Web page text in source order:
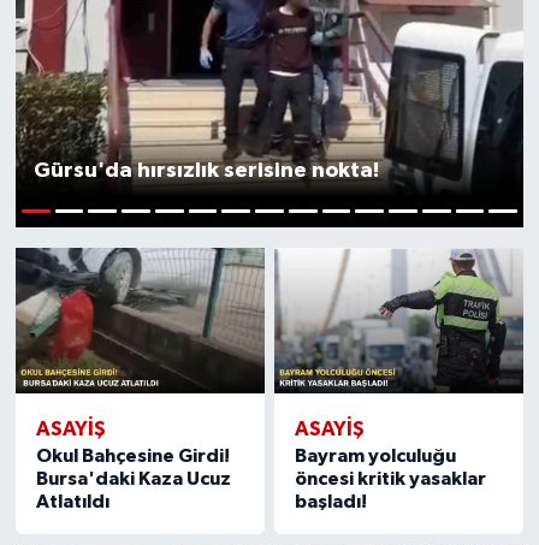
Gürsu'da hırsızlık serisine nokta!
ASAYİŞ
Okul Bahçesine Girdi!
Bursa'daki Kaza Ucuz
Atlatıldı
ASAYİŞ
Bayram yolculuğu
öncesi kritik yasaklar
başladı!
Genel
Gündem
Magazin
Sağlık
Siyaset
Spor
Türkiye
Video Galeri